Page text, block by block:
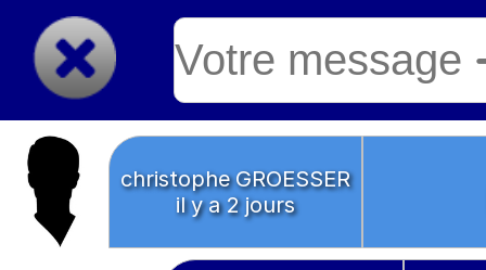
christophe GROESSER
il y a 2 jours